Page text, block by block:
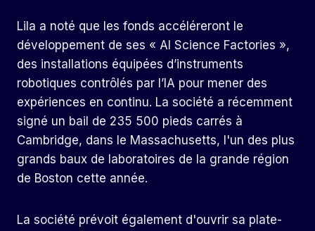
Lila a noté que les fonds accéléreront le
développement de ses « AI Science Factories »,
des installations équipées d’instruments
robotiques contrôlés par l’IA pour mener des
expériences en continu. La société a récemment
signé un bail de 235 500 pieds carrés à
Cambridge, dans le Massachusetts, l'un des plus
grands baux de laboratoires de la grande région
de Boston cette année.
La société prévoit également d'ouvrir sa plate-